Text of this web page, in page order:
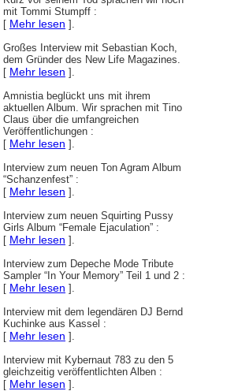
mit Tommi Stumpff :
[ Mehr lesen ].
Großes Interview mit Sebastian Koch,
dem Gründer des New Life Magazines.
[ Mehr lesen ].
Amnistia beglückt uns mit ihrem
aktuellen Album. Wir sprachen mit Tino
Claus über die umfangreichen
Veröffentlichungen :
[ Mehr lesen ].
Interview zum neuen Ton Agram Album
“Schanzenfest” :
[ Mehr lesen ].
Interview zum neuen Squirting Pussy
Girls Album “Female Ejaculation” :
[ Mehr lesen ].
Interview zum Depeche Mode Tribute
Sampler “In Your Memory” Teil 1 und 2 :
[ Mehr lesen ].
Interview mit dem legendären DJ Bernd
Kuchinke aus Kassel :
[ Mehr lesen ].
Interview mit Kybernaut 783 zu den 5
gleichzeitig veröffentlichten Alben :
[ Mehr lesen ].